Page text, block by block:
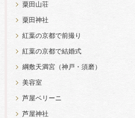
粟田山荘
粟田神社
紅葉の京都で前撮り
紅葉の京都で結婚式
綱敷天満宮（神戸・須磨）
美容室
芦屋ベリーニ
芦屋神社